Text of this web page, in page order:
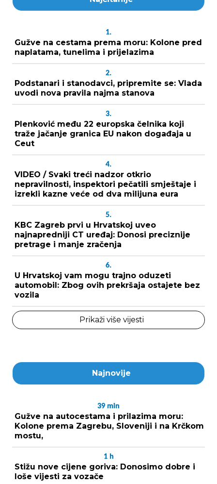
1.
Gužve na cestama prema moru: Kolone pred
naplatama, tunelima i prijelazima
2.
Podstanari i stanodavci, pripremite se: Vlada
uvodi nova pravila najma stanova
3.
Plenković među 22 europska čelnika koji
traže jačanje granica EU nakon događaja u
Ceut
4.
VIDEO / Svaki treći nadzor otkrio
nepravilnosti, inspektori pečatili smještaje i
izrekli kazne veće od dva milijuna eura
5.
KBC Zagreb prvi u Hrvatskoj uveo
najnapredniji CT uređaj: Donosi preciznije
pretrage i manje zračenja
6.
U Hrvatskoj vam mogu trajno oduzeti
automobil: Zbog ovih prekršaja ostajete bez
vozila
Prikaži više vijesti
Najnovije
39 min
Gužve na autocestama i prilazima moru:
Kolone prema Zagrebu, Sloveniji i na Krčkom
mostu,
1 h
Stižu nove cijene goriva: Donosimo dobre i
loše vijesti za vozače